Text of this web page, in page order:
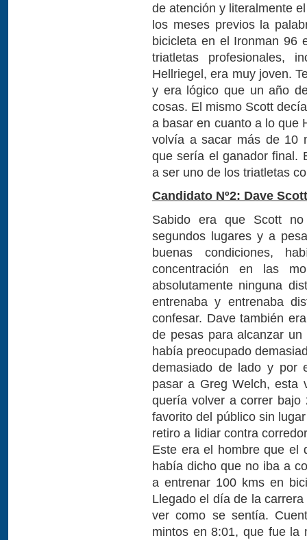
de atención y literalmente
los meses previos la
bicicleta en el Ironman 96
triatletas profesionales,
Hellriegel, era muy joven.
y era lógico que un año
cosas. El mismo Scott
a basar en cuanto a lo que
volvía a sacar más de 10
que sería el ganador final.
a ser uno de los triatletas
Candidato Nº2: Dave
Sabido era que Scott
segundos lugares y a
buenas condiciones,
concentración en las
absolutamente ninguna
entrenaba y entrenaba
confesar. Dave también
de pesas para alcanzar
había preocupado
demasiado de lado y por
pasar a Greg Welch, esta
quería volver a correr
favorito del público sin
retiro a lidiar contra
Este era el hombre que el
había dicho que no iba a
a entrenar 100 kms en
Llegado el día de la carrera
ver como se sentía.
mintos en 8:01, que fue la